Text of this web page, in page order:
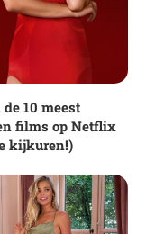
10 meest
films op Netflix
kijkuren!)